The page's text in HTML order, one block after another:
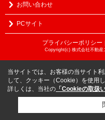
お問い合わせ
PCサイト
プライバシーポリシー
Copyright(c) 株式会社不動産
当サイトでは、お客様の当サイト
して、クッキー（Cookie）を使用し
詳しくは、当社の 「Cookieの取扱